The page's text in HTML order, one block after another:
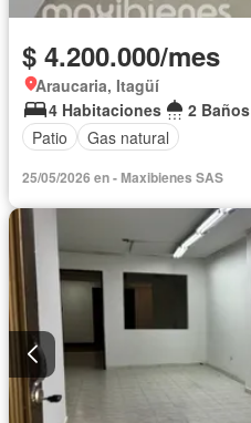
$ 4.200.000/mes
Araucaria, Itagüí
4 Habitaciones
2 Baños
Patio
Gas natural
25/05/2026 en - Maxibienes SAS